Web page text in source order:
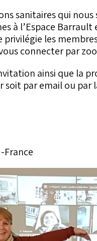
sanitaires qui
à l’Espace
privilégie les
connecter par
ainsi que la
soit par email ou par
France